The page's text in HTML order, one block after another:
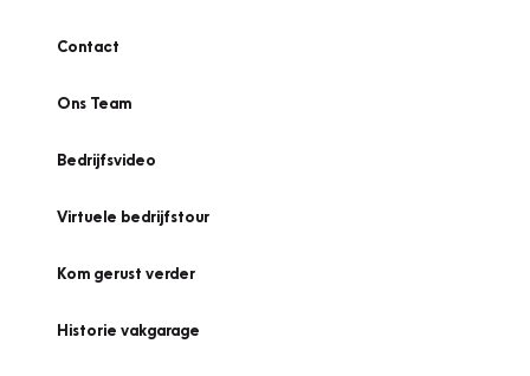
Contact
Ons Team
Bedrijfsvideo
Virtuele bedrijfstour
Kom gerust verder
Historie vakgarage